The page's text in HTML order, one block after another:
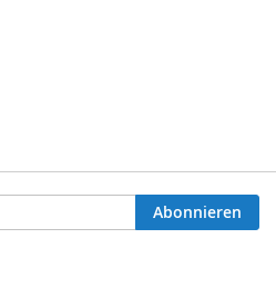
Abonnieren